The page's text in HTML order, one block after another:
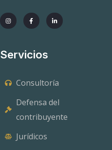
Servicios
Consultoría
Defensa del
contribuyente
Jurídicos